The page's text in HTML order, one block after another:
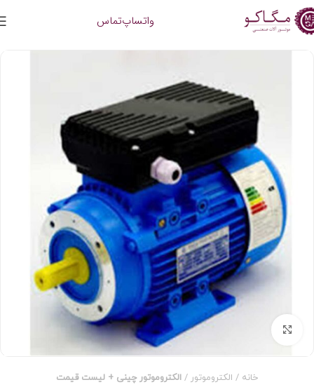
واتساپتماس
برای بزرگنمایی کلیک کنید
خانه الکتروموتور الکتروموتور چینی + لیست قیمت